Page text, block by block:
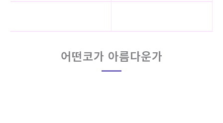
어떤코가 아름다운가